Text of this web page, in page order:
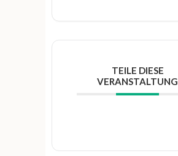
TEILE DIESE
VERANSTALTUNG